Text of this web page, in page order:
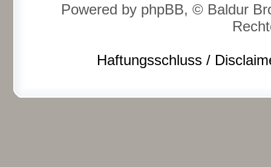
Powered by phpBB, © Baldur
Haftungsschluss /